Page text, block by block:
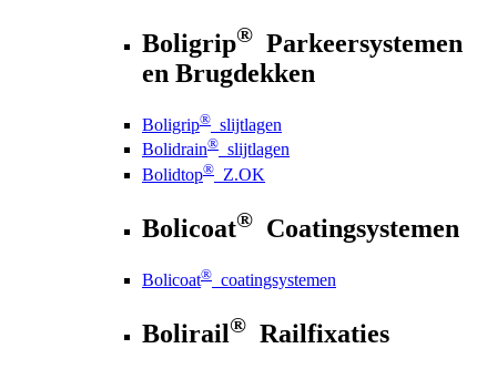
Boligrip® Parkeersystemen
en Brugdekken
Boligrip® slijtlagen
Bolidrain® slijtlagen
Bolidtop® Z.OK
Bolicoat® Coatingsystemen
Bolicoat® coatingsystemen
Bolirail® Railfixaties